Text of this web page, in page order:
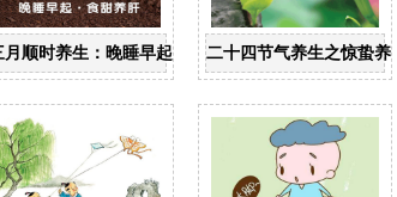
月顺时养生：晚睡早起 食甜养肝二十四节气养生之惊蛰养生